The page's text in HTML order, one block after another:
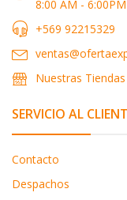
8:00 AM - 6:00PM
+569 92215329
Nuestras Tiendas
SERVICIO AL
Contacto
Despachos